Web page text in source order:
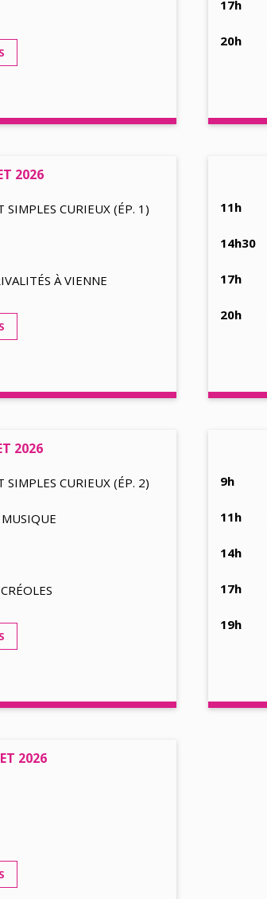
17h
20h
2026
CURIEUX (ÉP. 1)
À VIENNE
11h
14h30
17h
20h
2026
CURIEUX (ÉP. 2) 9h
11h
14h
17h
19h
2026